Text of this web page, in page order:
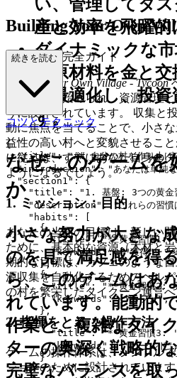
い、管理してタ
産と効率を飛躍的
ダイナミックな市
た原材料を金と
を最適化し、投
す。
なぜこのゲームを
か
小さな努力が大きな
のを見て満足感を得
ら、このゲームはあ
れています。能動的
作業と、複雑なタイ
ターの奥深く戦略的
完璧なバランスを取
Building Your Own
初心者向け完全ガイド
Building Your Own Village - Tycoon
は、手軽に始められ、資源管理
うに設計されています。 収集と
動に焦点を当てることで、小さ
益性の高い村へと変貌させるこ
に従えば、すぐにあなた自身の
ようになるでしょう。
1. ミッション：目的
あなたの当面の目標は、新しい
ために、基本的な資源（木材と
期的な目標は、カフェのような
源収集を自動化するためのヘル
の村を繁栄したタイクーン運営
2. 指揮をとる：操作方法
ゲームの操作体系は、シンプル
ションのために設計されていま
続きを読む
コツとテクニック
{
"title": "## 自分の村を作り上
"introduction": "あなたは単純な建
  "section1": {
"title": "1. 基盤: 3つの黄金
"description": "これらの習慣は
    "habits": [
      {
"title": "**黄金習慣1: ゼ
"keywords": ["獲得", "
      },
      {
"title": "**黄金習慣2: 受動
"keywords": ["カフェ",
      },
      {
"title": "**黄金習慣3: 'ゴ
"keywords": ["ゴールド",
      }
    ]